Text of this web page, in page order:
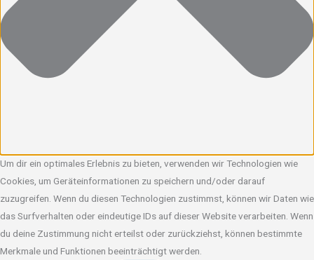
Um dir ein optimales Erlebnis zu bieten, verwenden wir Technologien wie
Cookies, um Geräteinformationen zu speichern und/oder darauf
zuzugreifen. Wenn du diesen Technologien zustimmst, können wir Daten wie
das Surfverhalten oder eindeutige IDs auf dieser Website verarbeiten. Wenn
du deine Zustimmung nicht erteilst oder zurückziehst, können bestimmte
Merkmale und Funktionen beeinträchtigt werden.